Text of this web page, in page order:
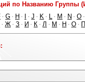
по Названию Группы
· G · H · · J · K · L · M · N · O ·
· Ж · З · И · К · Л · М · Н · О · П